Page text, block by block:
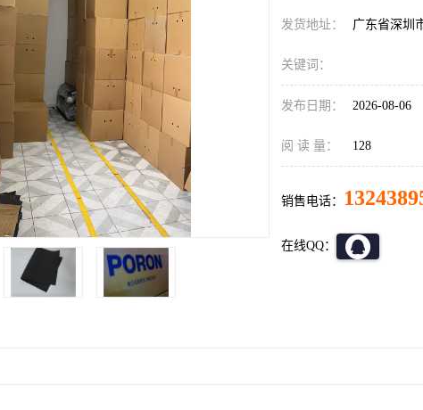
发货地址： 广东省深圳
关键词：
发布日期： 2026-08-06
阅 读 量： 128
销售电话：
在线QQ：